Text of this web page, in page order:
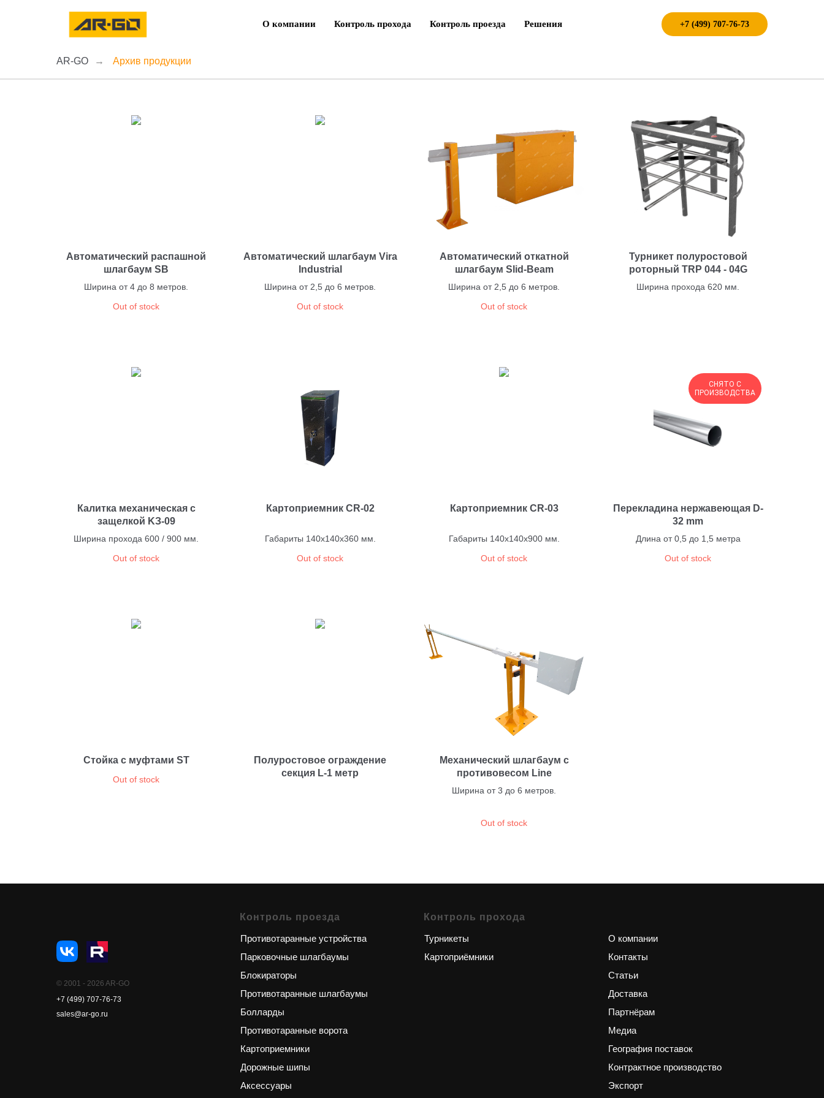
О компании Контроль прохода Контроль проезда Решения +7 (499) 707-76-73
AR-GO → Архив продукции
Автоматический распашной
шлагбаум SB
Ширина от 4 до 8 метров.
Out of stock
Автоматический шлагбаум Vira
Industrial
Ширина от 2,5 до 6 метров.
Out of stock
Автоматический откатной
шлагбаум Slid-Beam
Ширина от 2,5 до 6 метров.
Out of stock
Турникет полуростовой
роторный TRP 044 - 04G
Ширина прохода 620 мм.
Калитка механическая с
защелкой KЗ-09
Ширина прохода 600 / 900 мм.
Out of stock
Картоприемник CR-02
Габариты 140х140х360 мм.
Out of stock
Картоприемник CR-03
Габариты 140х140х900 мм.
Out of stock
СНЯТО С
ПРОИЗВОДСТВА
Перекладина нержавеющая D-
32 mm
Длина от 0,5 до 1,5 метра
Out of stock
Стойка с муфтами ST
Out of stock
Полуростовое ограждение
секция L-1 метр
Механический шлагбаум с
противовесом Line
Ширина от 3 до 6 метров.
Out of stock
Контроль проезда
Противотаранные устройства
Парковочные шлагбаумы
Блокираторы
Противотаранные шлагбаумы
Болларды
Противотаранные ворота
Картоприемники
Дорожные шипы
Аксессуары
Контроль прохода
Турникеты
Картоприёмники
О компании
Контакты
Статьи
Доставка
Партнёрам
Медиа
География поставок
Контрактное производство
Экспорт
© 2001 - 2026 AR-GO
+7 (499) 707-76-73
sales@ar-go.ru